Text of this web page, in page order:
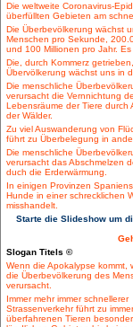
Die weltweite Coronavirus-
überfüllten Gebieten am
Die Überbevölkerung wächst
Menschen pro Sekunde,
und 100 Millionen pro Jahr. Es
Die, durch Kommerz getrieben,
Übervölkerung wächst uns in
Die menschliche
verursacht die Vernnichtung
Lebensräume der Tiere durch
der Wälder.
Zu viel Auswanderung von
führt zu Überbelegung in
Die menschliche
verursacht das Abschmelzen
duch die Erderwärmung.
In einigen Provinzen
Hunde in einer schrecklichen
misshandelt.
Starte die Slideshow um
Slogan Titels ©
Wenn die Apokalypse kommt,
die Überbevölkerung des
verursacht.
Immer mehr immer schnellerer
Strassenverkehr führt zu
überfahrenen Tieren